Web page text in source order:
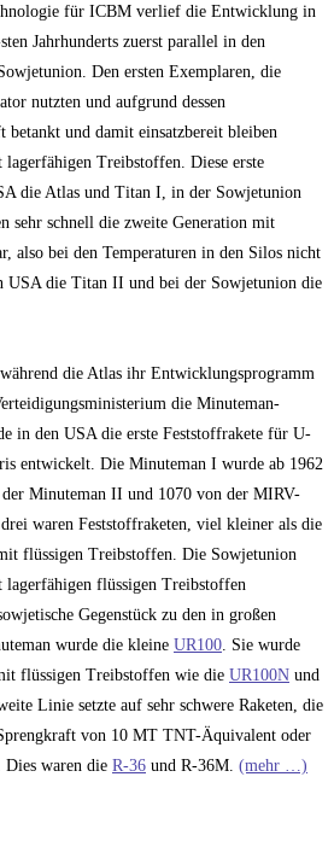
für ICBM verlief die Entwicklung in
Jahrhunderts zuerst parallel in den
Den ersten Exemplaren, die
nutzten und aufgrund dessen
betankt und damit einsatzbereit bleiben
Treibstoffen. Diese erste
die Atlas und Titan I, in der Sowjetunion
sehr schnell die zweite Generation mit
also bei den Temperaturen in den Silos nicht
USA die Titan II und bei der Sowjetunion die
die Atlas ihr Entwicklungsprogramm
die Minuteman-
in den USA die erste Feststoffrakete für U-
entwickelt. Die Minuteman I wurde ab 1962
Minuteman II und 1070 von der MIRV-
waren Feststoffraketen, viel kleiner als die
flüssigen Treibstoffen. Die Sowjetunion
lagerfähigen flüssigen Treibstoffen
Gegenstück zu den in großen
wurde die kleine UR100 . Sie wurde
flüssigen Treibstoffen wie die UR100N und
Linie setzte auf sehr schwere Raketen, die
von 10 MT TNT-Äquivalent oder
Dies waren die R-36 und R-36M. (mehr …)